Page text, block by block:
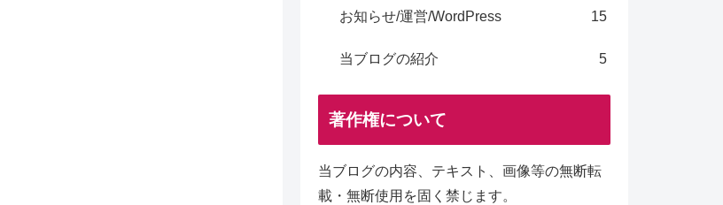
お知らせ/運営/WordPress 15
当ブログの紹介 5
著作権について
当ブログの内容、テキスト、画像等の無断転
載・無断使用を固く禁じます。